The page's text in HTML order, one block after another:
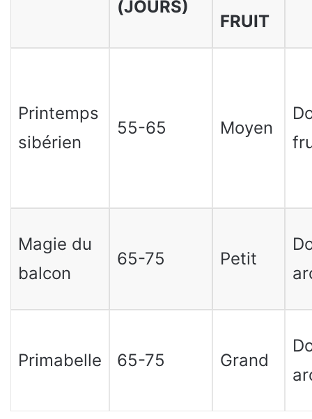
(JOURS)
FRUIT
Printemps
sibérien
55-65 Moyen
Magie du
balcon
65-75 Petit
Primabelle 65-75 Grand